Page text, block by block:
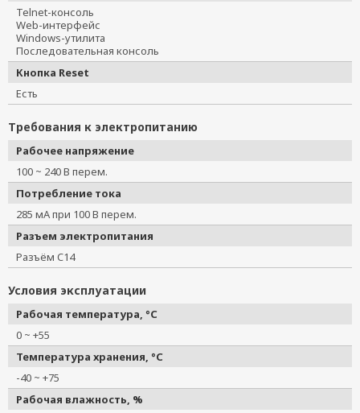
Telnet-консоль
Web-интерфейс
Windows-утилита
Последовательная консоль
Кнопка Reset
Есть
Требования к электропитанию
Рабочее напряжение
100 ~ 240 В перем.
Потребление тока
285 мА при 100 В перем.
Разъем электропитания
Разъём C14
Условия эксплуатации
Рабочая температура, °C
0 ~ +55
Температура хранения, °C
-40 ~ +75
Рабочая влажность, %